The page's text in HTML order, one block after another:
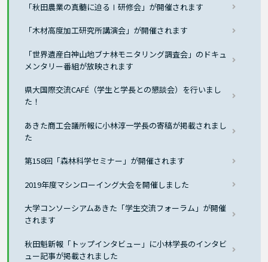
「秋田農業の真髄に迫るⅠ研修会」が開催されます
「木材高度加工研究所講演会」が開催されます
「世界遺産白神山地ブナ林モニタリング調査会」のドキュ
メンタリー番組が放映されます
県大国際交流CAFÉ（学生と学長との懇談会）を行いまし
た！
あきた商工会議所報に小林淳一学長の寄稿が掲載されまし
た
第158回「森林科学セミナー」が開催されます
2019年度マシンローイング大会を開催しました
大学コンソーシアムあきた「学生交流フォーラム」が開催
されます
秋田魁新報「トップインタビュー」に小林学長のインタビ
ュー記事が掲載されました